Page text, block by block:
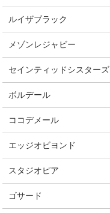
ルイザブラック
メゾンレジャビー
セインティッドシスターズ
ボルデール
ココデメール
エッジオビヨンド
スタジオピア
ゴサード